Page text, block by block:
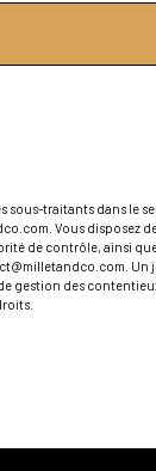
sous-traitants dans le
Vous disposez
de contrôle, ainsi
gestion des